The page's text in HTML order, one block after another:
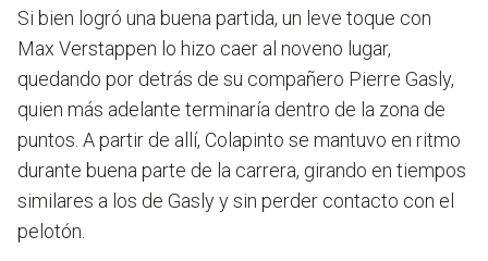
Si bien logró una buena partida, un leve toque con
Max Verstappen lo hizo caer al noveno lugar,
quedando por detrás de su compañero Pierre Gasly,
quien más adelante terminaría dentro de la zona de
puntos. A partir de allí, Colapinto se mantuvo en ritmo
durante buena parte de la carrera, girando en tiempos
similares a los de Gasly y sin perder contacto con el
pelotón.